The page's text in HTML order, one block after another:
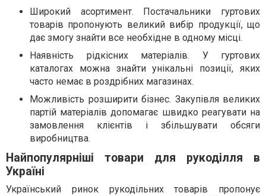
Широкий асортимент. Постачальники гуртових
товарів пропонують великий вибір продукції, що
дає змогу знайти все необхідне в одному місці.
Наявність рідкісних матеріалів. У гуртових
каталогах можна знайти унікальні позиції, яких
часто немає в роздрібних магазинах.
Можливість розширити бізнес. Закупівля великих
партій матеріалів допомагає швидко реагувати на
замовлення клієнтів і збільшувати обсяги
виробництва.
Найпопулярніші товари для рукоділля в
Україні
Український ринок рукодільних товарів пропонує